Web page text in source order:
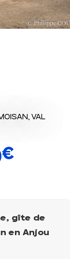
VAL
€
gîte de
en Anjou